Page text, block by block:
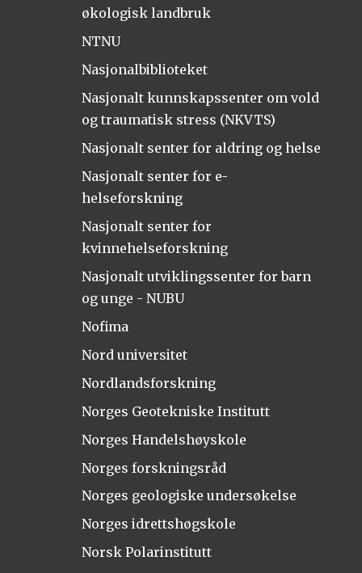
økologisk landbruk
NTNU
Nasjonalbiblioteket
Nasjonalt kunnskapssenter om vold
og traumatisk stress (NKVTS)
Nasjonalt senter for aldring og helse
Nasjonalt senter for e-
helseforskning
Nasjonalt senter for
kvinnehelseforskning
Nasjonalt utviklingssenter for barn
og unge - NUBU
Nofima
Nord universitet
Nordlandsforskning
Norges Geotekniske Institutt
Norges Handelshøyskole
Norges forskningsråd
Norges geologiske undersøkelse
Norges idrettshøgskole
Norsk Polarinstitutt